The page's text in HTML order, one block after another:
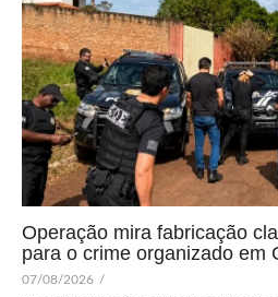
Operação mira fabricação
para o crime organizado em
07/08/2026 /